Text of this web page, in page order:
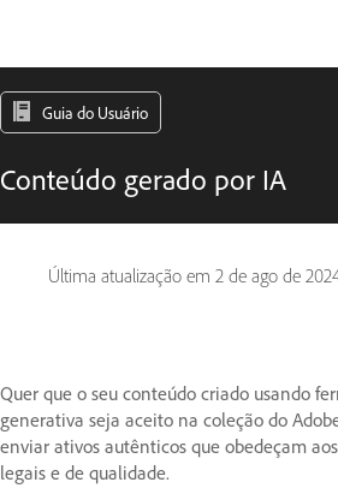
Guia do Usuário
Conteúdo gerado por IA
Última atualização em 2 de ago de
Quer que o seu conteúdo criado usando
generativa seja aceito na coleção do
enviar ativos autênticos que obedeçam
legais e de qualidade.